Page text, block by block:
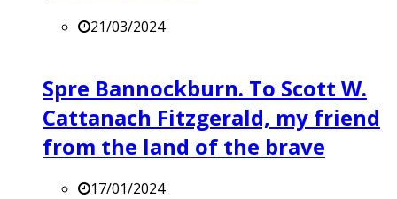
21/03/2024
Spre Bannockburn. To Scott W.
Cattanach Fitzgerald, my friend
from the land of the brave
17/01/2024